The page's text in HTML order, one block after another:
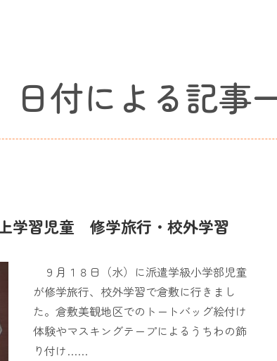
日付による記事
学習児童 修学旅行・校外学習
９月１８日（水）に派遣学級小学部児童
が修学旅行、校外学習で倉敷に行きまし
た。倉敷美観地区でのトートバッグ絵付け
体験やマスキングテープによるうちわの飾
り付け……